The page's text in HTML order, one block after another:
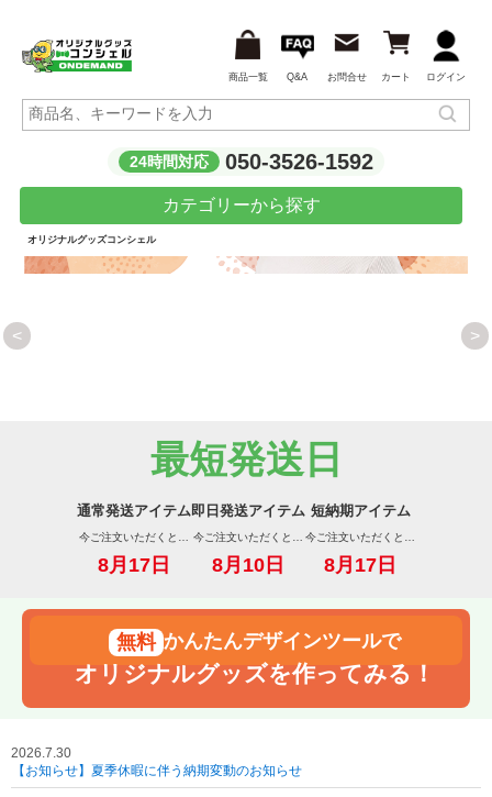
商品一覧 Q&A お問合せ カート ログイン
24時間対応 050-3526-1592
カテゴリーから探す
オリジナルグッズコンシェル
< >
最短発送日
通常発送アイテム
今ご注文いただくと…
8月17日
即日発送アイテム
今ご注文いただくと…
8月10日
短納期アイテム
今ご注文いただくと…
8月17日
かんたんデザインツールで
オリジナルグッズを作ってみる！
2026.7.30
【お知らせ】夏季休暇に伴う納期変動のお知らせ